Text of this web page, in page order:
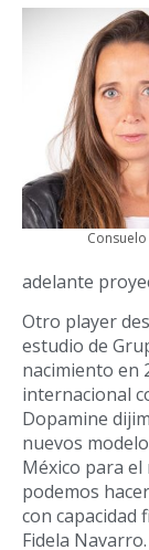
Consuelo
adelante
Otro player
estudio de
nacimiento en
internacional
Dopamine
nuevos
México para
podemos
con capacidad
Fidela